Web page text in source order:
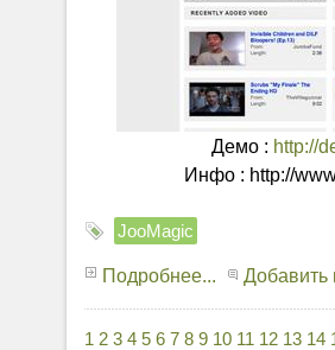
Демо : http://
Инфо : http://
JooMagic
Подробнее... Добавить
1 2 3 4 5 6 7 8 9 10 11 12 13 14